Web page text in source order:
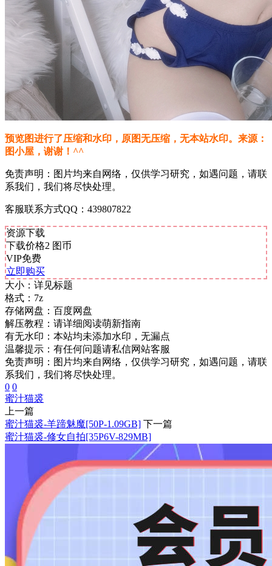
预览图进行了压缩和水印，原图无压缩，无本站水印。来源：
图小屋，谢谢！^^
免责声明：图片均来自网络，仅供学习研究，如遇问题，请联
系我们，我们将尽快处理。
客服联系方式QQ：439807822
资源下载
下载价格2 图币
VIP免费
立即购买
大小： 详见标题
格式： 7z
存储网盘： 百度网盘
解压教程： 请详细阅读萌新指南
有无水印： 本站均未添加水印，无漏点
温馨提示： 有任何问题请私信网站客服
免责声明：图片均来自网络，仅供学习研究，如遇问题，请联
系我们，我们将尽快处理。
0 0
蜜汁猫裘
上一篇
蜜汁猫裘-羊蹄魅魔[50P-1.09GB] 下一篇
蜜汁猫裘-修女自拍[35P6V-829MB]